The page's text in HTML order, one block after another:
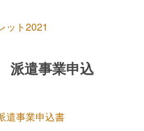
ット2021
派遣事業申込
事業申込書